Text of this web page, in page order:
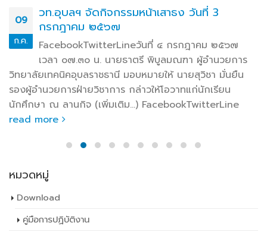
09
ก.ค.
วท.อุบลฯ จัดกิจกรรมหน้าเสาธง วันที่ 3
กรกฎาคม ๒๕๖๗
FacebookTwitterLineวันที่ ๔ กรกฎาคม ๒๕๖๗
เวลา ๐๗.๓๐ น. นายธาตรี พิบูลมณฑา ผู้อำนวยการ
วิทยาลัยเทคนิคอุบลราชธานี มอบหมายให้ นายสุวิชา มั่นยืน
รองผู้อำนวยการฝ่ายวิชาการ กล่าวให้โอวาทแก่นักเรียน
นักศึกษา ณ ลานกิจ (เพิ่มเติม…) FacebookTwitterLine
read more
หมวดหมู่
Download
คู่มือการปฏิบัติงาน